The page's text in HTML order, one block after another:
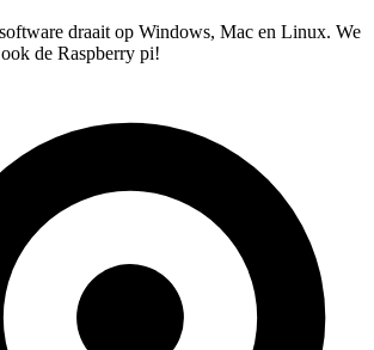
draait op Windows, Mac en Linux. We
de Raspberry pi!